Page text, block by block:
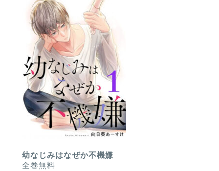
幼なじみはなぜか不機嫌
全巻無料